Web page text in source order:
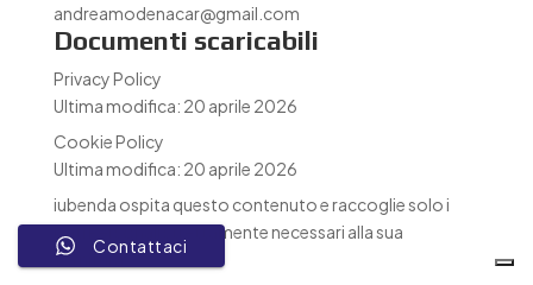
andreamodenacar@gmail.com
Documenti scaricabili
Privacy Policy
Ultima modifica: 20 aprile 2026
Cookie Policy
Ultima modifica: 20 aprile 2026
iubenda ospita questo contenuto e raccoglie soloi
Dati Personali strettamente necessari alla sua
fornitura.
Contattaci